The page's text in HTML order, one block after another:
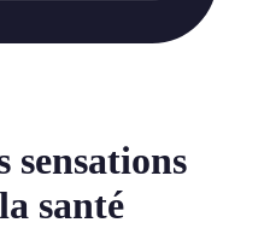
sensations
santé